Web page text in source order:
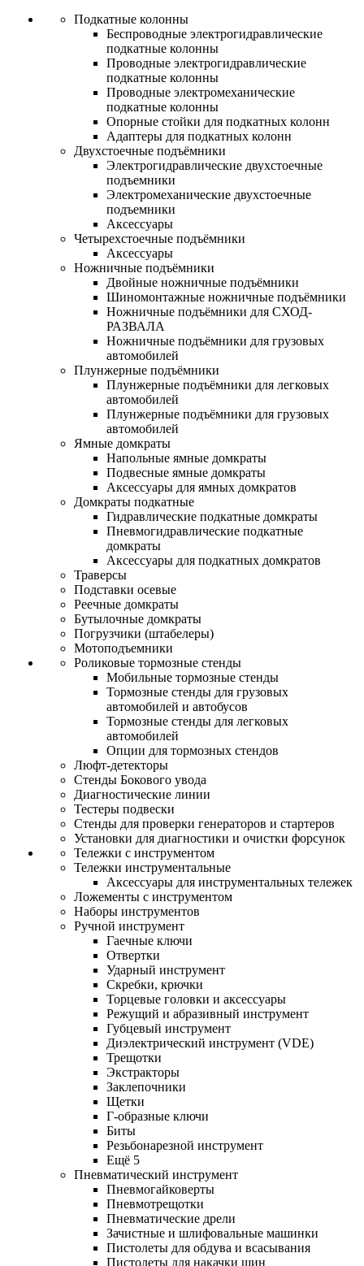
Подкатные колонны
Беспроводные электрогидравлические
подкатные колонны
Проводные электрогидравлические
подкатные колонны
Проводные электромеханические
подкатные колонны
Опорные стойки для подкатных колонн
Адаптеры для подкатных колонн
Двухстоечные подъёмники
Электрогидравлические двухстоечные
подъемники
Электромеханические двухстоечные
подъемники
Аксессуары
Четырехстоечные подъёмники
Аксессуары
Ножничные подъёмники
Двойные ножничные подъёмники
Шиномонтажные ножничные подъёмники
Ножничные подъёмники для СХОД-
РАЗВАЛА
Ножничные подъёмники для грузовых
автомобилей
Плунжерные подъёмники
Плунжерные подъёмники для легковых
автомобилей
Плунжерные подъёмники для грузовых
автомобилей
Ямные домкраты
Напольные ямные домкраты
Подвесные ямные домкраты
Аксессуары для ямных домкратов
Домкраты подкатные
Гидравлические подкатные домкраты
Пневмогидравлические подкатные
домкраты
Аксессуары для подкатных домкратов
Траверсы
Подставки осевые
Реечные домкраты
Бутылочные домкраты
Погрузчики (штабелеры)
Мотоподъемники
Роликовые тормозные стенды
Мобильные тормозные стенды
Тормозные стенды для грузовых
автомобилей и автобусов
Тормозные стенды для легковых
автомобилей
Опции для тормозных стендов
Люфт-детекторы
Стенды Бокового увода
Диагностические линии
Тестеры подвески
Стенды для проверки генераторов и стартеров
Установки для диагностики и очистки форсунок
Тележки с инструментом
Тележки инструментальные
Аксессуары для инструментальных тележек
Ложементы с инструментом
Наборы инструментов
Ручной инструмент
Гаечные ключи
Отвертки
Ударный инструмент
Скребки, крючки
Торцевые головки и аксессуары
Режущий и абразивный инструмент
Губцевый инструмент
Диэлектрический инструмент (VDE)
Трещотки
Экстракторы
Заклепочники
Щетки
Г-образные ключи
Биты
Резьбонарезной инструмент
Ещё 5
Пневматический инструмент
Пневмогайковерты
Пневмотрещотки
Пневматические дрели
Зачистные и шлифовальные машинки
Пистолеты для обдува и всасывания
Пистолеты для накачки шин